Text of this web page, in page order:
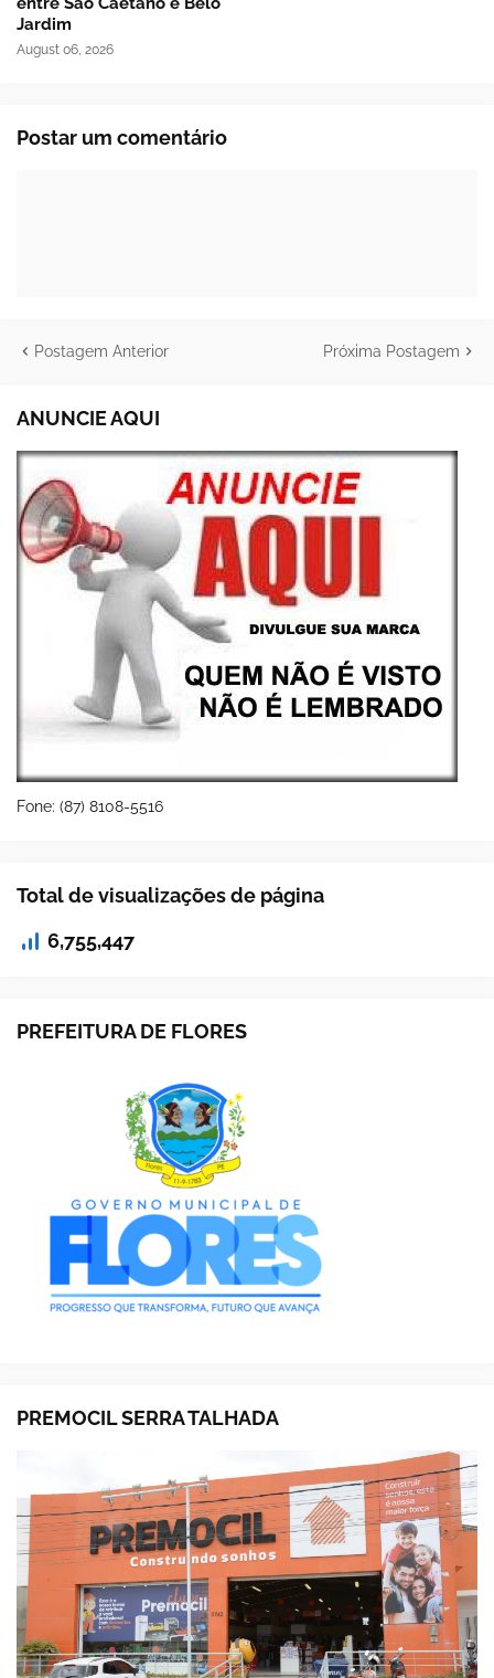
Jardim
August 06, 2026
Postar um comentário
Postagem Anterior Próxima Postagem
ANUNCIE AQUI
Fone: (87) 8108-5516
Total de visualizações de página
6,755,447
PREFEITURA DE FLORES
PREMOCIL SERRA TALHADA